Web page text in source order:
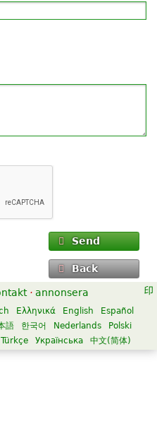
Send
Back
· annonsera
Ελληνικά English
Español
語 한국어 Nederlands
Polski
Türkçe Українська 中文(简体)